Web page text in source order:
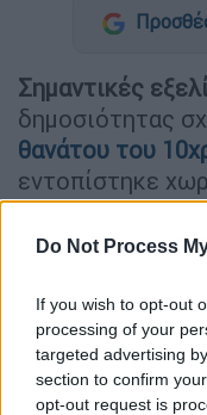
Do Not Process
If you wish to opt-out
processing of your
targeted advertising
section to confirm
opt-out request is
Σημαντικές
δημοσιότητας
θανάτου του
εντοπίστηκε
σε αρδευτικό
Ηράκλειας.
Σύμφωνα με τις
υπάρχουν
υπήρχε
αλλάζει τα